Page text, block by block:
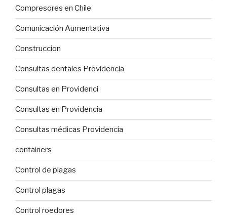
Compresores en Chile
Comunicación Aumentativa
Construccion
Consultas dentales Providencia
Consultas en Providenci
Consultas en Providencia
Consultas médicas Providencia
containers
Control de plagas
Control plagas
Control roedores